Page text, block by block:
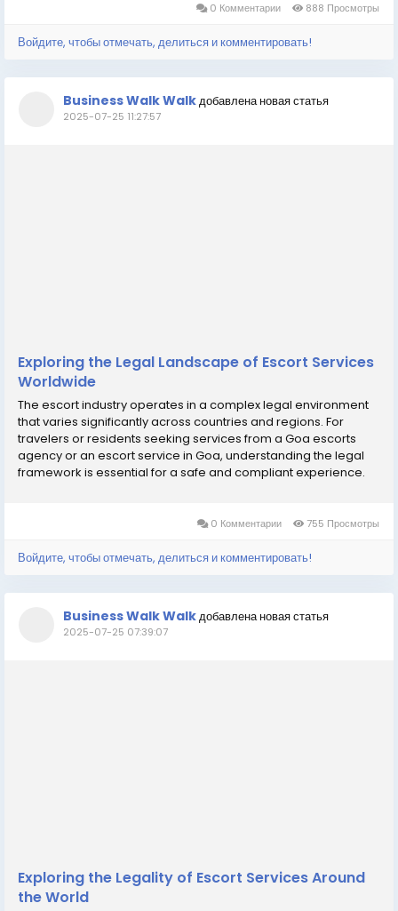
0 Комментарии 888 Просмотры
Войдите, чтобы отмечать, делиться и комментировать!
Business Walk Walkдобавлена новая статья
2025-07-25 11:27:57
Exploring the Legal Landscape of Escort Services
Worldwide
The escort industry operates in a complex legal environment
that varies significantly across countries and regions. For
travelers or residents seeking services from a Goa escorts
agency or an escort service in Goa, understanding the legal
framework is essential for a safe and compliant experience.
0 Комментарии 755 Просмотры
Войдите, чтобы отмечать, делиться и комментировать!
Business Walk Walkдобавлена новая статья
2025-07-25 07:39:07
Exploring the Legality of Escort Services Around
the World